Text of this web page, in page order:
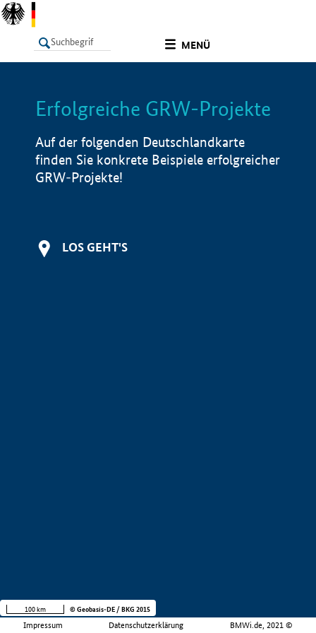
MENÜ
LISTE Info
Erfolgreiche GRW-Projekte
Auf der folgenden Deutschlandkarte
finden Sie konkrete Beispiele erfolgreicher
GRW-Projekte!
LOS GEHT'S
Impressum Datenschutzerklärung BMWi.de, 2021 ©
100 km © Geobasis-DE / BKG 2015